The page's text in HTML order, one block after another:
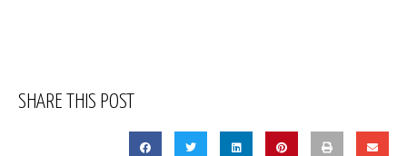
SHARE THIS POST